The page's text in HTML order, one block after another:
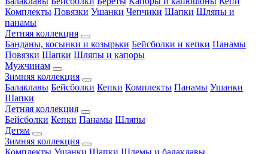
Комплекты Повязки Ушанки Чепчики Шапки Шляпы и
панамы
Летняя коллекция
Банданы, косынки и козырьки Бейсболки и кепки Панамы
Повязки Шапки Шляпы и капоры
Мужчинам
Зимняя коллекция
Балаклавы Бейсболки Кепки Комплекты Панамы Ушанки
Шапки
Летняя коллекция
Бейсболки Кепки Панамы Шляпы
Детям
Зимняя коллекция
Комплекты Ушанки Шапки Шлемы и балаклавы